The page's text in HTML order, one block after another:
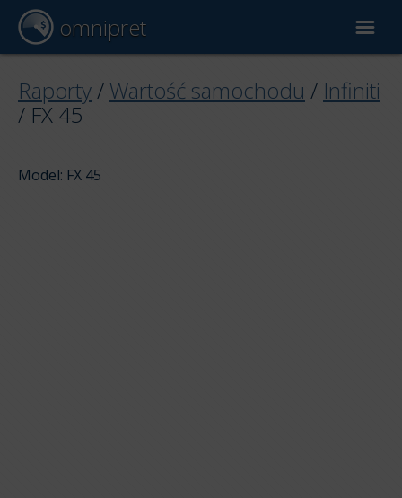
omnipret
Wycena samochodu
Raporty / Wartość samochodu / Infiniti
/ FX 45
Model: FX 45